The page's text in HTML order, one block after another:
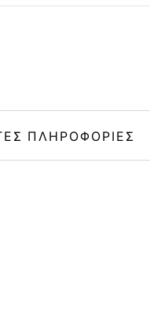
ΠΛΗΡΟΦΟΡΊΕΣ